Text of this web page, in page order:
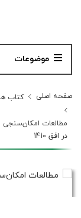
موضوعات
صفحه اصلی کتاب ها
مطالعات امکان‌سنجی
در افق 1410